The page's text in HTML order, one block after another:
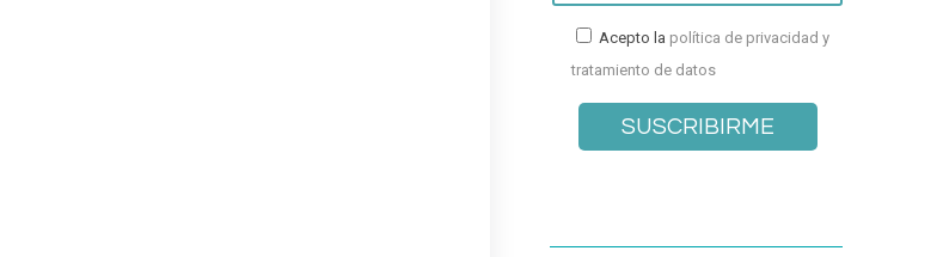
Acepto la política de privacidad y
tratamiento de datos